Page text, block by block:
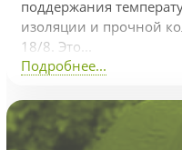
поддержания
изоляции и прочной
18/8. Это...
Подробнее...